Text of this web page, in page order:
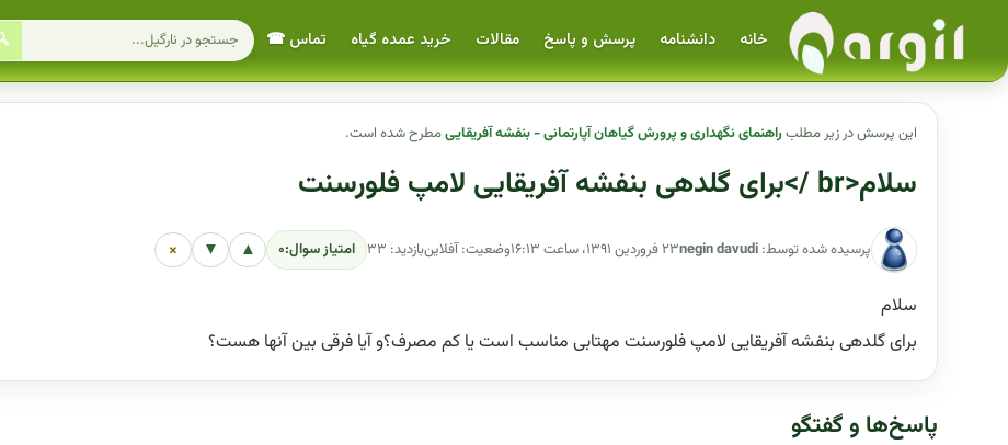
خانه دانشنامه پرسش و پاسخ مقالات خرید عمده گیاه تماس ☎
این پرسش در زیر مطلبراهنمای نگهداری و پرورش گیاهان آپارتمانی - بنفشه آفریقاییمطرح شده است.
سلام<br />برای گلدهی بنفشه آفریقایی لامپ فلورسنت
پرسیده شده توسط: negin davudi۲۳ فروردین ۱۳۹۱، ساعت ۱۶:۱۳ وضعیت: آفلاینبازدید: ۳۳ امتیاز سوال:۰ ▲
▼
×
سلام
برای گلدهی بنفشه آفریقایی لامپ فلورسنت مهتابی مناسب است یا کم مصرف؟و آیا فرقی بین آنها هست؟
پاسخ‌ها و گفتگو